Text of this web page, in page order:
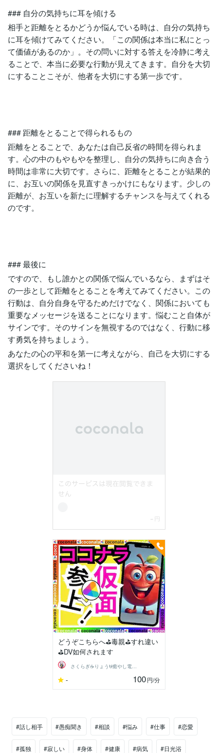
### 自分の気持ちに耳を傾ける
相手と距離をとるかどうか悩んでいる時は、自分の気持ち
に耳を傾けてみてください。「この関係は本当に私にとっ
て価値があるのか」。その問いに対する答えを冷静に考え
ることで、本当に必要な行動が見えてきます。自分を大切
にすることこそが、他者を大切にする第一歩です。
### 距離をとることで得られるもの
距離をとることで、あなたは自己反省の時間を得られま
す。心の中のもやもやを整理し、自分の気持ちに向き合う
時間は非常に大切です。さらに、距離をとることが結果的
に、お互いの関係を見直すきっかけにもなります。少しの
距離が、お互いを新たに理解するチャンスを与えてくれる
のです。
### 最後に
ですので、もし誰かとの関係で悩んでいるなら、まずはそ
の一歩として距離をとることを考えてみてください。この
行動は、自分自身を守るためだけでなく、関係においても
重要なメッセージを送ることになります。悩むこと自体が
サインです。そのサインを無視するのではなく、行動に移
す勇気を持ちましょう。
あなたの心の平和を第一に考えながら、自己を大切にする
選択をしてくださいね！
どうぞこちらへ⛳毒親⛳すれ違い
⛳DV如何されます
さくらぎ☕りょう⛎癒やし電話相談サロン
- 100円/分
#話し相手 #愚痴聞き #相談 #悩み #仕事 #恋愛
#孤独 #寂しい #身体 #健康 #病気 #日光浴